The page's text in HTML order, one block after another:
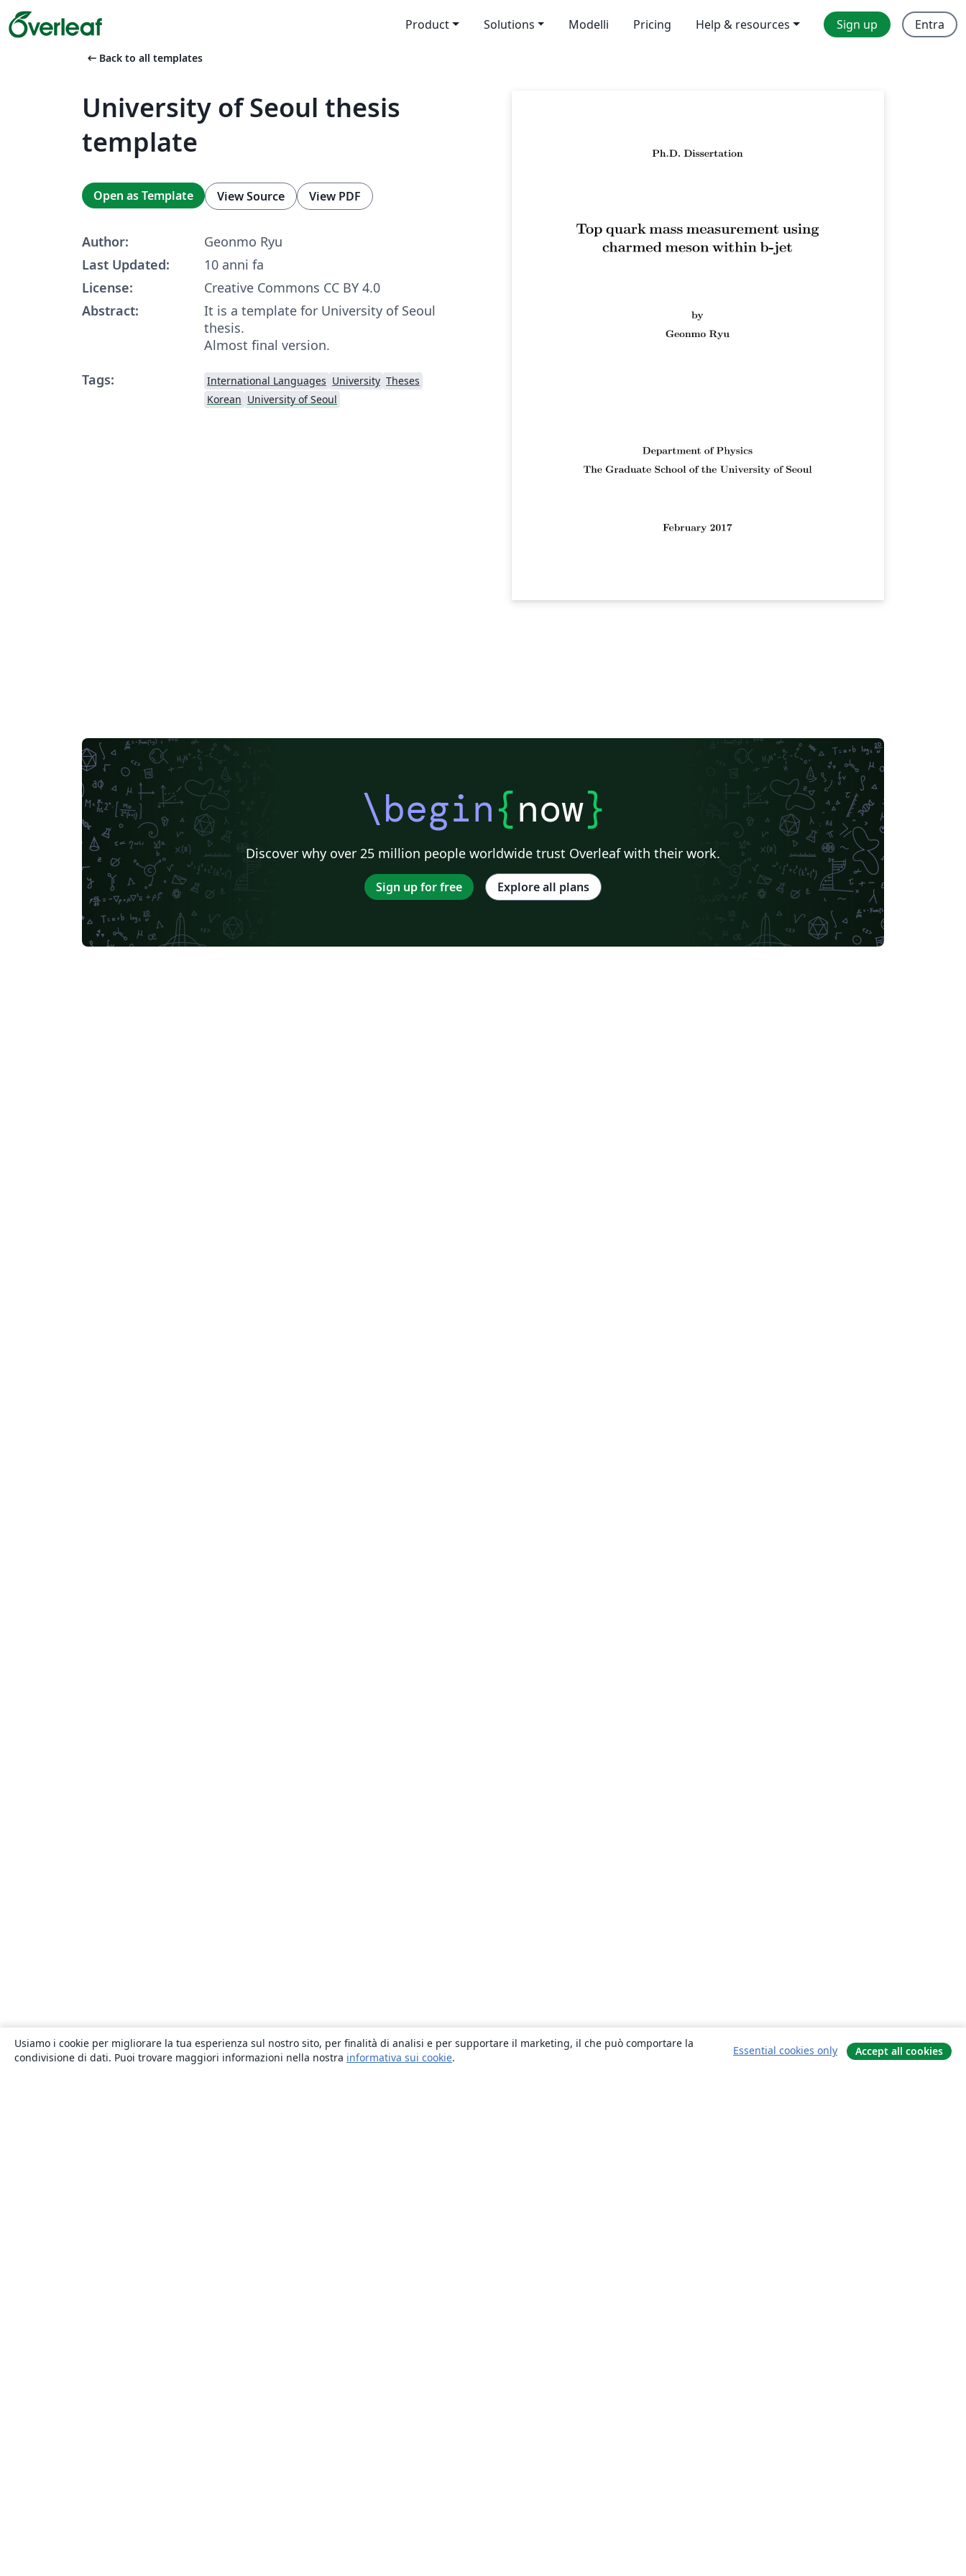
Product Solutions Modelli Pricing Help & resources Sign up Entra
arrow_left_alt Back to all templates
University of Seoul thesis
template
Open as Template View Source View PDF
Author:
Geonmo Ryu
Last Updated:
10 anni fa
License:
Creative Commons CC BY 4.0
Abstract:
It is a template for University of Seoul
thesis.
Almost final version.
Tags:
International Languages University Theses
Korean University of Seoul
\begin{now}
Discover why over 25 million people worldwide trust Overleaf with their work.
Sign up for free Explore all plans
Usiamo i cookie per migliorare la tua esperienza sul nostro sito, per finalità di analisi e per supportare il marketing, il che può comportare la
condivisione di dati. Puoi trovare maggiori informazioni nella nostra informativa sui cookie.
Essential cookies only Accept all cookies